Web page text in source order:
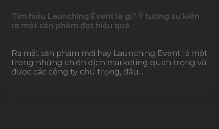
Tìm hiểu Launching Event là gì? Ý tưởng sự kiện
ra mắt sản phẩm đạt hiệu quả
Ra mắt sản phẩm mới hay Launching Event là một
trong những chiến dịch marketing quan trọng và
được các công ty chú trọng, đầu...